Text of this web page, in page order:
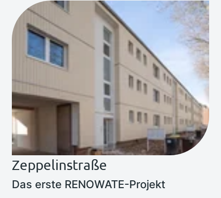
Zeppelinstraße
Das erste RENOWATE-Projekt